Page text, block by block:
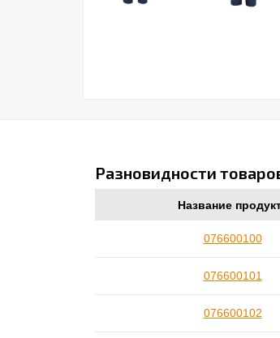
Разновидности
Название
076600100
076600101
076600102